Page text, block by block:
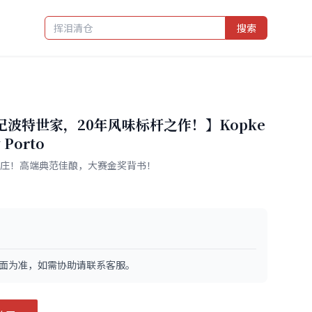
搜索
波特世家，20年风味标杆之作！】Kopke
Porto
！高端典范佳酿，大赛金奖背书！
准，如需协助请联系客服。